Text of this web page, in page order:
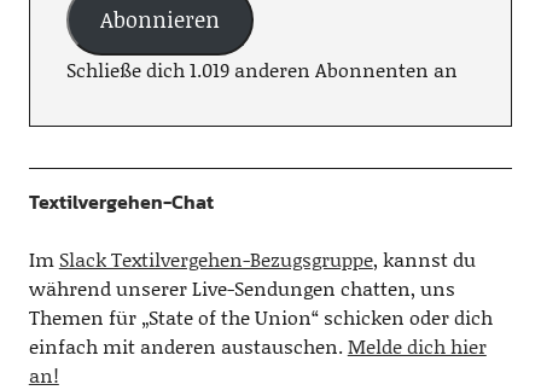
Abonnieren
Schließe dich 1.019 anderen Abonnenten an
Textilvergehen-Chat
Im Slack Textilvergehen-Bezugsgruppe, kannst du
während unserer Live-Sendungen chatten, uns
Themen für „State of the Union“ schicken oder dich
einfach mit anderen austauschen.Melde dich hier
an!